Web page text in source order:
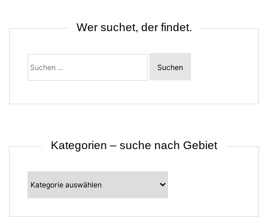
g
Wer suchet, der findet.
Suchen
nach:
Kategorien – suche nach Gebiet
Kategorien
–
suche
nach